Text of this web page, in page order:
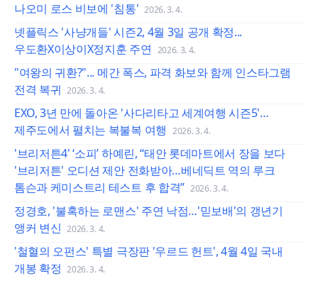
나오미 로스 비보에 '침통' 2026. 3. 4.
넷플릭스 '사냥개들' 시즌2, 4월 3일 공개 확정...
우도환X이상이X정지훈 주연 2026. 3. 4.
"여왕의 귀환?"... 메간 폭스, 파격 화보와 함께 인스타그램
전격 복귀 2026. 3. 4.
EXO, 3년 만에 돌아온 '사다리타고 세계여행 시즌5'…
제주도에서 펼치는 복불복 여행 2026. 3. 4.
'브리저튼4' ‘소피’ 하예린, “태안 롯데마트에서 장을 보다
'브리저튼' 오디션 제안 전화받아…베네딕트 역의 루크
톰슨과 케미스트리 테스트 후 합격” 2026. 3. 4.
정경호, '불혹하는 로맨스' 주연 낙점…'믿보배'의 갱년기
앵커 변신 2026. 3. 4.
'철혈의 오펀스' 특별 극장판 '우르드 헌트', 4월 4일 국내
개봉 확정 2026. 3. 4.